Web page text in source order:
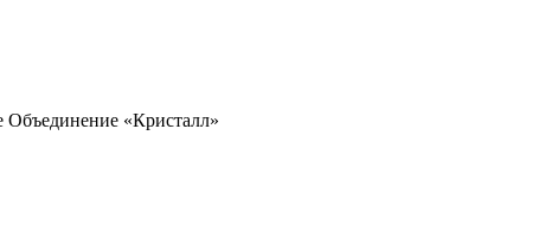
Объединение «Кристалл»